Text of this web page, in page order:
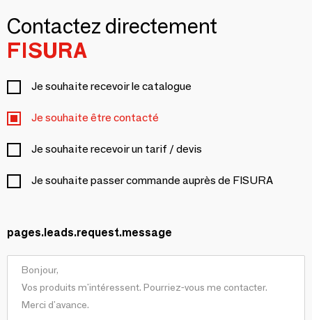
Contactez directement
FISURA
Je souhaite recevoir le catalogue
Je souhaite être contacté
Je souhaite recevoir un tarif / devis
Je souhaite passer commande auprès de FISURA
pages.leads.request.message